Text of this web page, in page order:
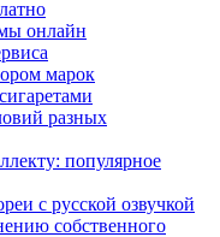
онлайн
марок
разных
популярное
с русской озвучкой
собственного